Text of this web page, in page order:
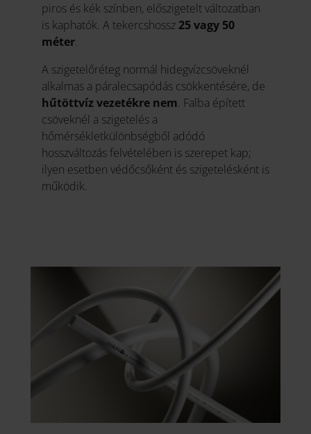
piros és kék színben, előszigetelt változatban
is kaphatók. A tekercshossz 25 vagy 50
méter.
A szigetelőréteg normál hidegvízcsöveknél
alkalmas a páralecsapódás csökkentésére, de
hűtöttvíz vezetékre nem. Falba épített
csöveknél a szigetelés a
hőmérsékletkülönbségből adódó
hosszváltozás felvételében is szerepet kap;
ilyen esetben védőcsőként és szigetelésként is
működik.